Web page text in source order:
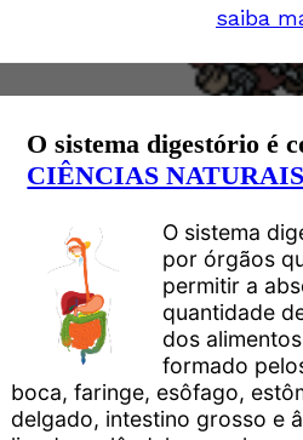
saiba
O sistema digestório é
CIÊNCIAS NATURAIS
O sistema
por órgãos
permitir a
quantidade
dos
formado
boca, faringe, esôfago,
delgado, intestino grosso e